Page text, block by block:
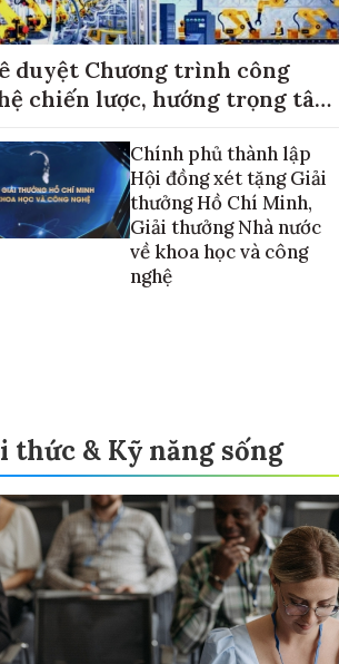
duyệt Chương trình công
chiến lược, hướng trọng tâm
Chính phủ thành lập
Hội đồng xét tặng Giải
thưởng Hồ Chí Minh,
Giải thưởng Nhà nước
về khoa học và công
nghệ
thức & Kỹ năng sống